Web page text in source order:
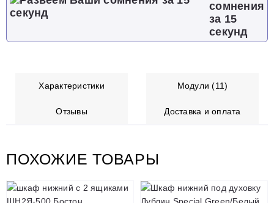
сомнения
за 15
секунд
Характеристики Модули (11)
Отзывы Доставка и оплата
ПОХОЖИЕ ТОВАРЫ